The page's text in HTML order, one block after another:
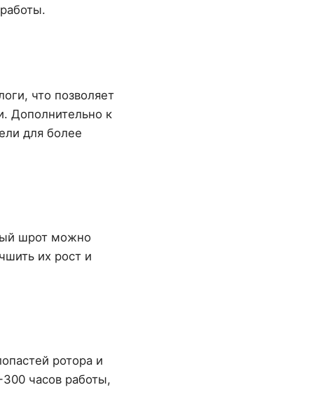
что позволяет
Дополнительно к
для более
шрот можно
их рост и
ротора и
часов работы,